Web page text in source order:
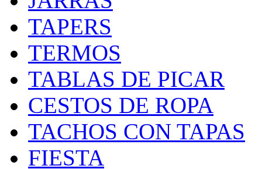
TAPERS
TERMOS
TABLAS DE PICAR
CESTOS DE ROPA
TACHOS CON TAPAS
FIESTA